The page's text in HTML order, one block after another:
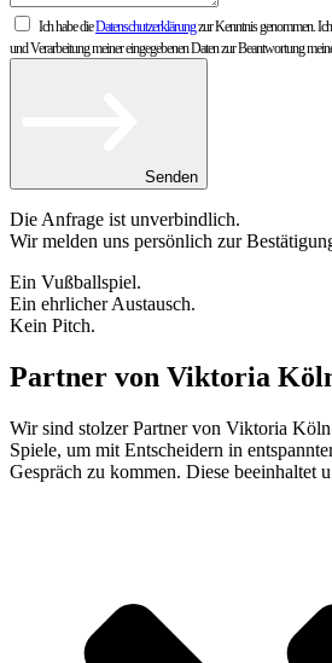
Ich habe dieDatenschutzerklärungzur Kenntnis genommen.
und Verarbeitung meiner eingegebenen Daten zur Beantwortung
Senden
Die Anfrage ist unverbindlich.
Wir melden uns persönlich zur
Ein Vußballspiel.
Ein ehrlicher Austausch.
Kein Pitch.
Partner von Viktoria
Wir sind stolzer Partner von Viktoria
Spiele, um mit Entscheidern in
Gespräch zu kommen. Diese beeinhaltet